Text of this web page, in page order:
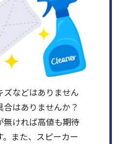
ズなどはありません
合はありませんか？
無ければ高値も期待
。また、スピーカー